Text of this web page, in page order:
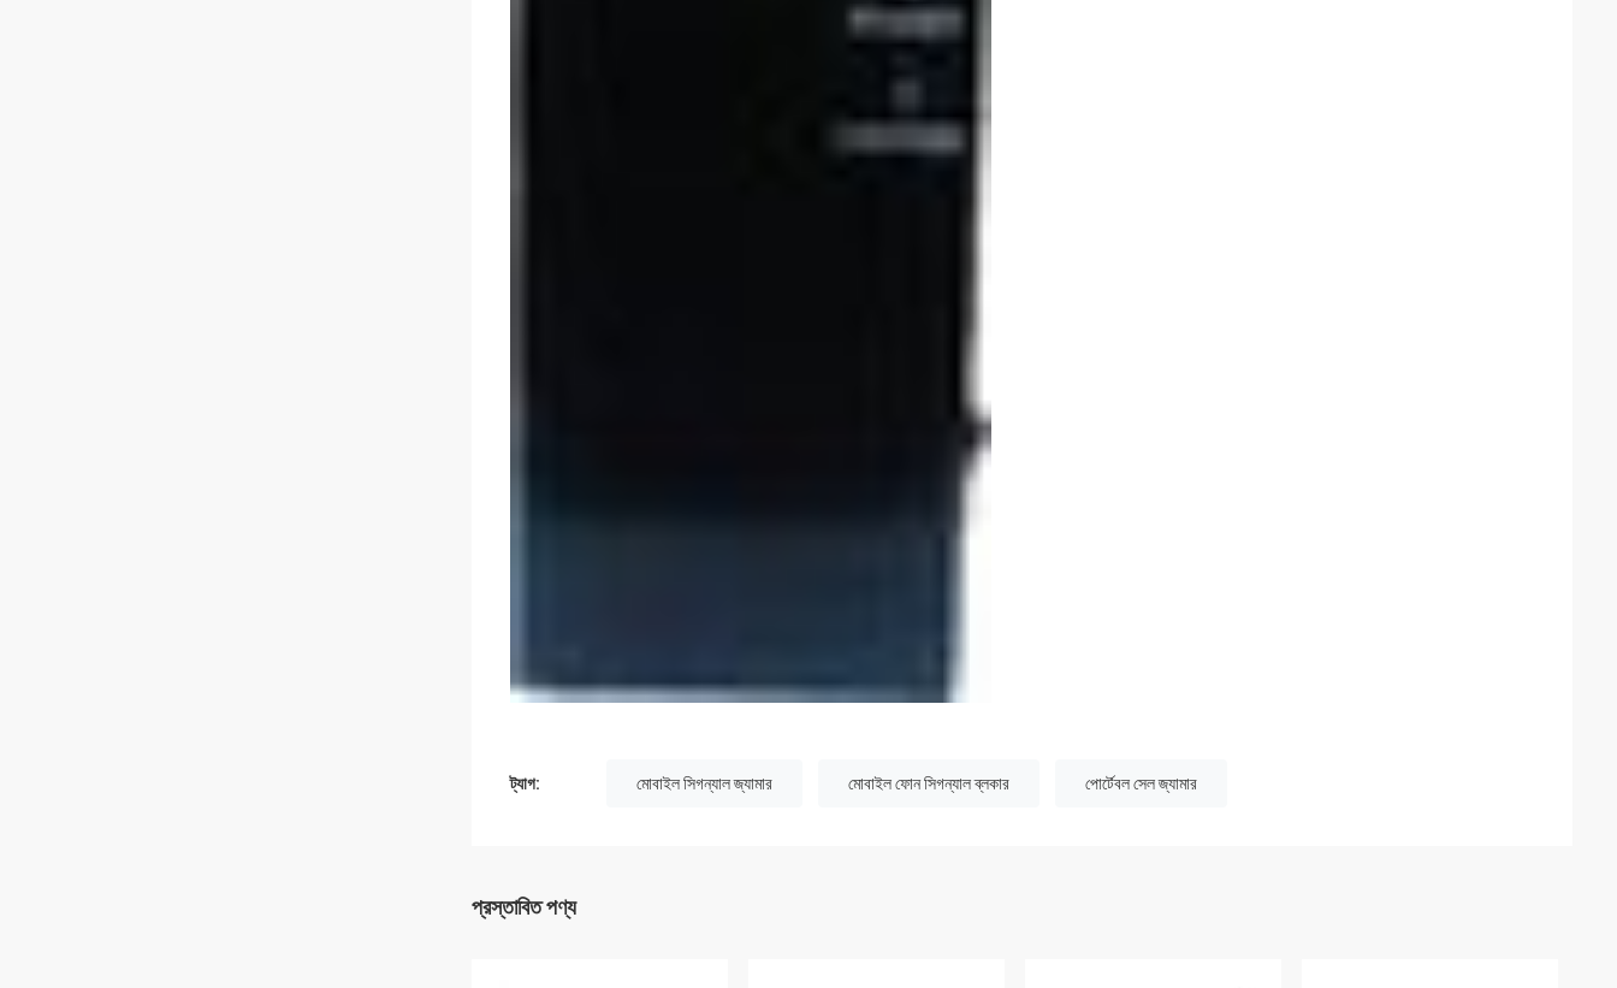
ট্যাগ: মোবাইল সিগন্যাল জ্যামার মোবাইল ফোন সিগন্যাল ব্লকার পোর্টেবল সেল জ্যামার
প্রস্তাবিত পণ্য